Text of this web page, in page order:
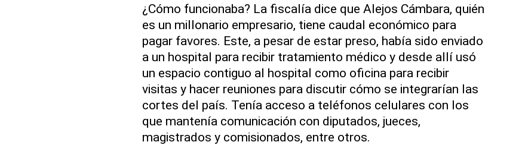
¿Cómo funcionaba? La fiscalía dice que Alejos Cámbara, quién
es un millonario empresario, tiene caudal económico para
pagar favores. Este, a pesar de estar preso, había sido enviado
a un hospital para recibir tratamiento médico y desde allí usó
un espacio contiguo al hospital como oficina para recibir
visitas y hacer reuniones para discutir cómo se integrarían las
cortes del país. Tenía acceso a teléfonos celulares con los
que mantenía comunicación con diputados, jueces,
magistrados y comisionados, entre otros.